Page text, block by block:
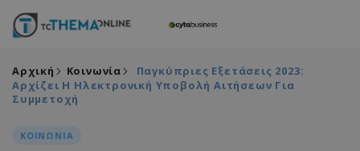
Αρχική Κοινωνία
Παγκύπριες Εξετάσεις 2023:
Αρχίζει Η Ηλεκτρονική Υποβολή Αιτήσεων Για
Συμμετοχή
ΚΟΙΝΩΝΙΑ